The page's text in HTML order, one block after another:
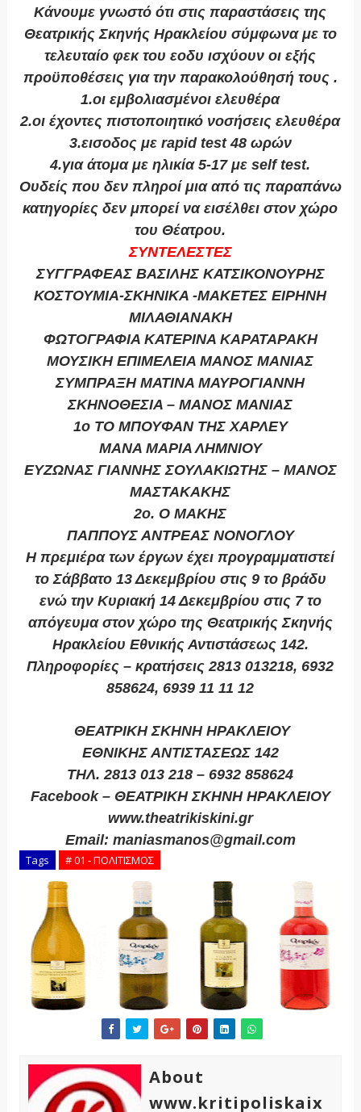
Κάνουμε γνωστό ότι στις παραστάσεις της
Θεατρικής Σκηνής Ηρακλείου σύμφωνα με το
τελευταίο φεκ του εοδυ ισχύουν οι εξής
προϋποθέσεις για την παρακολούθησή τους .
1.οι εμβολιασμένοι ελευθέρα
2.οι έχοντες πιστοποιητικό νοσήσεις ελευθέρα
3.εισοδος με rapid test 48 ωρών
4.για άτομα με ηλικία 5-17 με self test.
Ουδείς που δεν πληροί μια από τις παραπάνω
κατηγορίες δεν μπορεί να εισέλθει στον χώρο
του Θέατρου.
ΣΥΝΤΕΛΕΣΤΕΣ
ΣΥΓΓΡΑΦΕΑΣ ΒΑΣΙΛΗΣ ΚΑΤΣΙΚΟΝΟΥΡΗΣ
ΚΟΣΤΟΥΜΙΑ-ΣΚΗΝΙΚΑ -ΜΑΚΕΤΕΣ ΕΙΡΗΝΗ
ΜΙΛΑΘΙΑΝΑΚΗ
ΦΩΤΟΓΡΑΦΙΑ ΚΑΤΕΡΙΝΑ ΚΑΡΑΤΑΡΑΚΗ
ΜΟΥΣΙΚΗ ΕΠΙΜΕΛΕΙΑ ΜΑΝΟΣ ΜΑΝΙΑΣ
ΣΥΜΠΡΑΞΗ ΜΑΤΙΝΑ ΜΑΥΡΟΓΙΑΝΝΗ
ΣΚΗΝΟΘΕΣΙΑ – ΜΑΝΟΣ ΜΑΝΙΑΣ
1ο ΤΟ ΜΠΟΥΦΑΝ ΤΗΣ ΧΑΡΛΕΥ
ΜΑΝΑ ΜΑΡΙΑ ΛΗΜΝΙΟΥ
ΕΥΖΩΝΑΣ ΓΙΑΝΝΗΣ ΣΟΥΛΑΚΙΩΤΗΣ – ΜΑΝΟΣ
ΜΑΣΤΑΚΑΚΗΣ
2ο. Ο ΜΑΚΗΣ
ΠΑΠΠΟΥΣ ΑΝΤΡΕΑΣ ΝΟΝΟΓΛΟΥ
Η πρεμιέρα των έργων έχει προγραμματιστεί
το Σάββατο 13 Δεκεμβρίου στις 9 το βράδυ
ενώ την Κυριακή 14 Δεκεμβρίου στις 7 το
απόγευμα στον χώρο της Θεατρικής Σκηνής
Ηρακλείου Εθνικής Αντιστάσεως 142.
Πληροφορίες – κρατήσεις 2813 013218, 6932
858624, 6939 11 11 12
ΘΕΑΤΡΙΚΗ ΣΚΗΝΗ ΗΡΑΚΛΕΙΟΥ
ΕΘΝΙΚΗΣ ΑΝΤΙΣΤΑΣΕΩΣ 142
ΤΗΛ. 2813 013 218 – 6932 858624
Facebook – ΘΕΑΤΡΙΚΗ ΣΚΗΝΗ ΗΡΑΚΛΕΙΟΥ
www.theatrikiskini.gr
Email: maniasmanos@gmail.com
Tags # 01 - ΠΟΛΙΤΙΣΜΟΣ
About
www.kritipoliskaix